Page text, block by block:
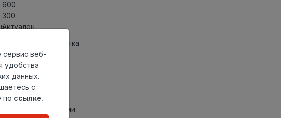
600
300
Актуален
Керамическая Плитка
8,5
матовая
Киргизия
Книга с коллекциями
сервис веб-
удобства
данных.
с
по ссылке.